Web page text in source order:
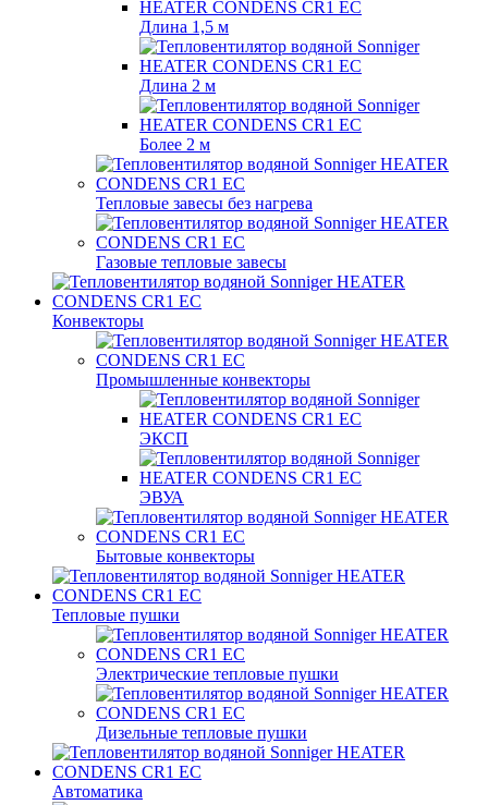
Длина 1,5 м
Длина 2 м
Более 2 м
Тепловые завесы без нагрева
Газовые тепловые завесы
Конвекторы
Промышленные конвекторы
ЭКСП
ЭВУА
Бытовые конвекторы
Тепловые пушки
Электрические тепловые пушки
Дизельные тепловые пушки
Автоматика